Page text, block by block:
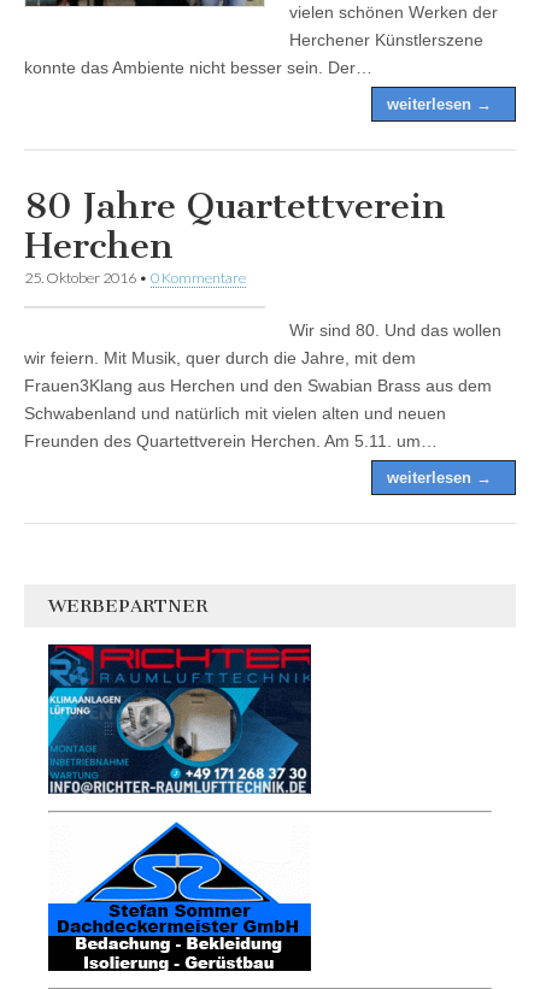
vielen schönen Werken der
Herchener Künstlerszene
konnte das Ambiente nicht besser sein. Der…
weiterlesen →
80 Jahre Quartettverein
Herchen
25. Oktober 2016 • 0 Kommentare
Wir sind 80. Und das wollen
wir feiern. Mit Musik, quer durch die Jahre, mit dem
Frauen3Klang aus Herchen und den Swabian Brass aus dem
Schwabenland und natürlich mit vielen alten und neuen
Freunden des Quartettverein Herchen. Am 5.11. um…
weiterlesen →
WERBEPARTNER